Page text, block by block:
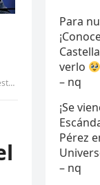
Para
verlo
– nq
¡Se
Pérez
– nq